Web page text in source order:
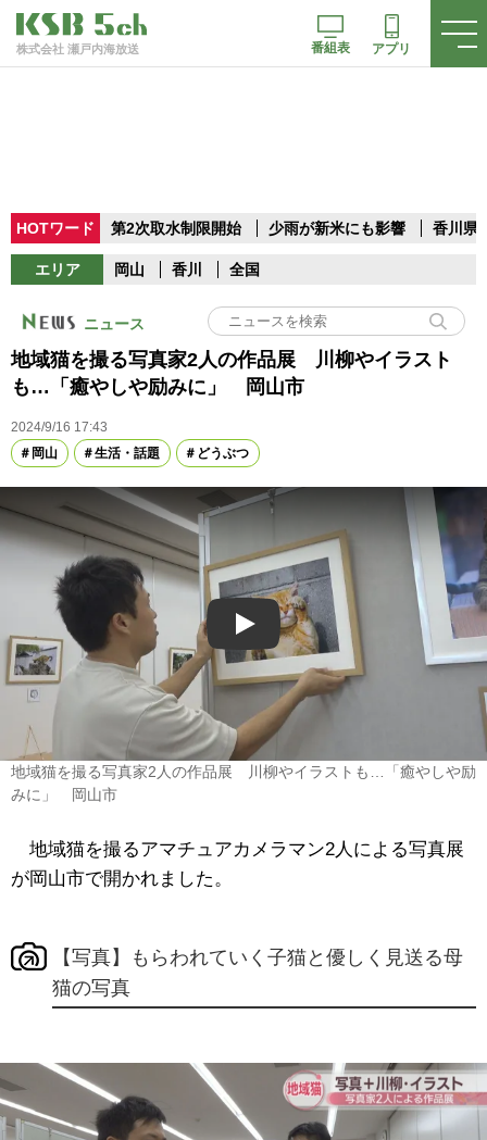
株式会社 瀬戸内海放送 番組表 アプリ
HOTワード 第2次取水制限開始 少雨が新米にも影響 香川県
エリア 岡山 香川 全国
ニュース
地域猫を撮る写真家2人の作品展 川柳やイラスト
も…「癒やしや励みに」 岡山市
2024/9/16 17:43
岡山
生活・話題 どうぶつ
Play
地域猫を撮る写真家2人の作品展 川柳やイラストも…「癒やしや励
みに」 岡山市
地域猫を撮るアマチュアカメラマン2人による写真展
が岡山市で開かれました。
【写真】もらわれていく子猫と優しく見送る母
猫の写真